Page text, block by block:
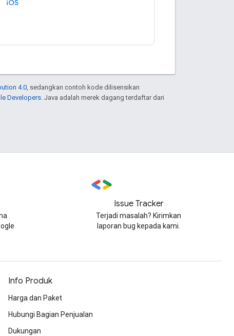
4.0 , sedangkan contoh kode dilisensikan
Developers . Java adalah merek dagang terdaftar dari
Issue Tracker
Terjadi masalah? Kirimkan
laporan bug kepada kami.
Info Produk
Harga dan Paket
Hubungi Bagian Penjualan
Dukungan